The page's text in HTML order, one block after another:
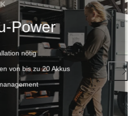
Power
nötig
von bis zu 20 Akkus